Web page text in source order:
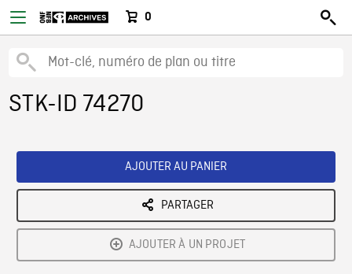
0
STK-ID 74270
AJOUTER AU PANIER
PARTAGER
AJOUTER À UN PROJET